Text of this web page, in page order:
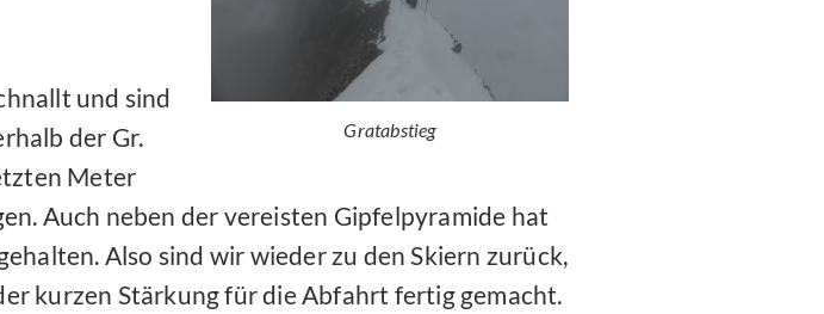
Gratabstieg
und sind
der Gr.
Meter
Auch neben der vereisten Gipfelpyramide hat
Also sind wir wieder zu den Skiern zurück,
kurzen Stärkung für die Abfahrt fertig gemacht.